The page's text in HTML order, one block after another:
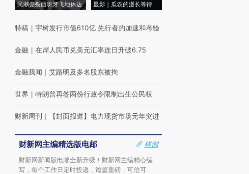
民潮撕裂西班牙飞地休达
显影｜瓜农的漫长等待
特稿 ｜ 宇树发行市值610亿 先行者的加速和考验
金融 ｜ 在岸人民币兑美元汇率连日升破6.75
金融我闻 ｜ 艾路明及多名股东被拘
世界 ｜ 特朗普再签两份行政令限制出生公民权
财新周刊 ｜ 【封面报道】电力现货市场元年突进
财新网主编精选版电邮
样例
财新网新闻版电邮全新升级！财新网主编精心编
写，每个工作日定时投递，篇篇重磅，可信可